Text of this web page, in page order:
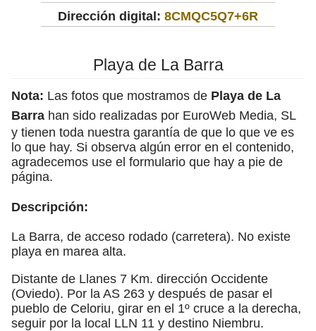
Dirección digital: 8CMQC5Q7+6R
Playa de La Barra
Nota: Las fotos que mostramos de Playa de La
Barra han sido realizadas por EuroWeb Media, SL
y tienen toda nuestra garantía de que lo que ve es
lo que hay. Si observa algún error en el contenido,
agradecemos use el formulario que hay a pie de
página.
Descripción:
La Barra, de acceso rodado (carretera). No existe
playa en marea alta.
Distante de Llanes 7 Km. dirección Occidente
(Oviedo). Por la AS 263 y después de pasar el
pueblo de Celoriu, girar en el 1º cruce a la derecha,
seguir por la local LLN 11 y destino Niembru.